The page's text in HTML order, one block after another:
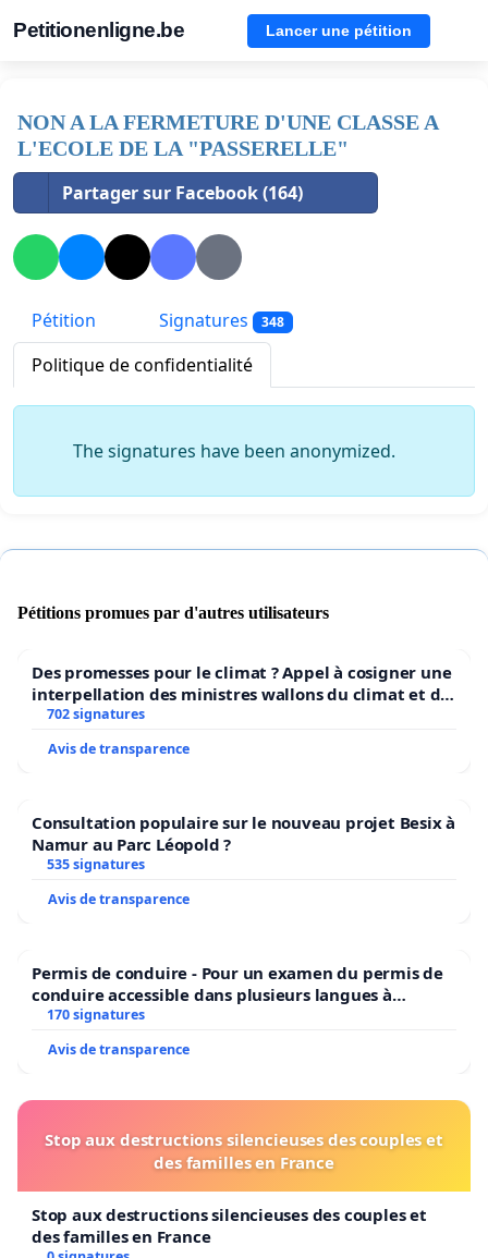
Petitionenligne.be Lancer une pétition
NON A LA FERMETURE D'UNE CLASSE A
L'ECOLE DE LA "PASSERELLE"
Partager sur Facebook (164)
Pétition Signatures 348
Politique de confidentialité
The signatures have been anonymized.
Pétitions promues par d'autres utilisateurs
Des promesses pour le climat ? Appel à cosigner une
interpellation des ministres wallons du climat et de
l’environnement.
702 signatures
Avis de transparence
Consultation populaire sur le nouveau projet Besix à
Namur au Parc Léopold ?
535 signatures
Avis de transparence
Permis de conduire - Pour un examen du permis de
conduire accessible dans plusieurs langues à
Bruxelles
170 signatures
Avis de transparence
Stop aux destructions silencieuses des couples et
des familles en France
Stop aux destructions silencieuses des couples et
des familles en France